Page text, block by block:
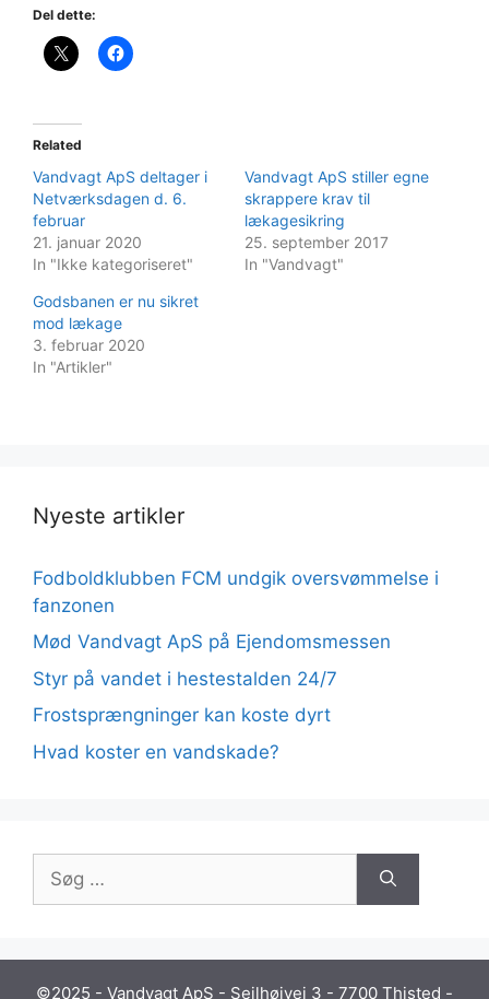
Del dette:
Related
Vandvagt ApS deltager i
Netværksdagen d. 6.
februar
21. januar 2020
In "Ikke kategoriseret"
Vandvagt ApS stiller egne
skrappere krav til
lækagesikring
25. september 2017
In "Vandvagt"
Godsbanen er nu sikret
mod lækage
3. februar 2020
In "Artikler"
Nyeste artikler
Fodboldklubben FCM undgik oversvømmelse i
fanzonen
Mød Vandvagt ApS på Ejendomsmessen
Styr på vandet i hestestalden 24/7
Frostsprængninger kan koste dyrt
Hvad koster en vandskade?
efter:
©2025 - Vandvagt ApS - Sejlhøjvej 3 - 7700 Thisted -